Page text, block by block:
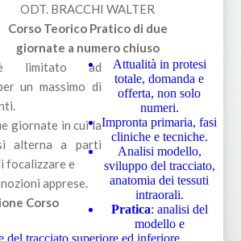
ODT. BRACCHI WALTER
Corso Teorico Pratico di due
giornate a numero chiuso
limitato ad
un massimo di
giornate in cui la
alterna a parti
focalizzare e
apprese.
Corso
Attualità in protesi
totale, domanda e
offerta, non solo
numeri.
Impronta primaria, fasi
cliniche e tecniche.
Analisi modello,
sviluppo del tracciato,
anatomia dei tessuti
intraorali.
Pratica: analisi del
modello e
del tracciato superiore ed inferiore.